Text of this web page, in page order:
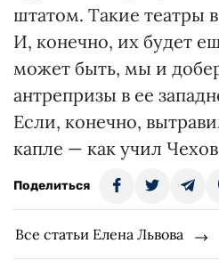
штатом. Такие театры
И, конечно, их будет
может быть, мы и
антрепризы в ее
Если, конечно,
капле — как учил
Поделиться
Все статьи Елена Львова